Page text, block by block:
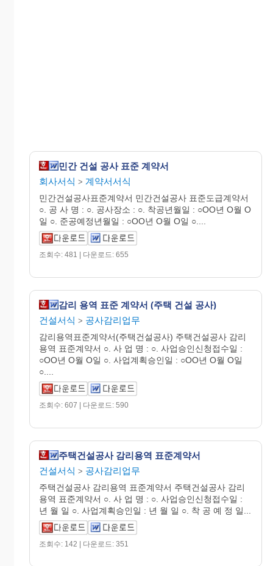
민간 건설 공사 표준 계약서
회사서식 > 계약서서식
민간건설공사표준계약서 민간건설공사 표준도급계약서
○. 공 사 명 : ○. 공사장소 : ○. 착공년월일 : ○OO년 O월 O
일 ○. 준공예정년월일 : ○OO년 O월 O일 ○....
조회수: 481 | 다운로드: 655
감리 용역 표준 계약서 (주택 건설 공사)
건설서식 > 공사감리업무
감리용역표준계약서(주택건설공사) 주택건설공사 감리
용역 표준계약서 ○. 사 업 명 : ○. 사업승인신청접수일 :
○OO년 O월 O일 ○. 사업계획승인일 : ○OO년 O월 O일
○....
조회수: 607 | 다운로드: 590
주택건설공사 감리용역 표준계약서
건설서식 > 공사감리업무
주택건설공사 감리용역 표준계약서 주택건설공사 감리
용역 표준계약서 ○. 사 업 명 : ○. 사업승인신청접수일 :
년 월 일 ○. 사업계획승인일 : 년 월 일 ○. 착 공 예 정 일...
조회수: 142 | 다운로드: 351